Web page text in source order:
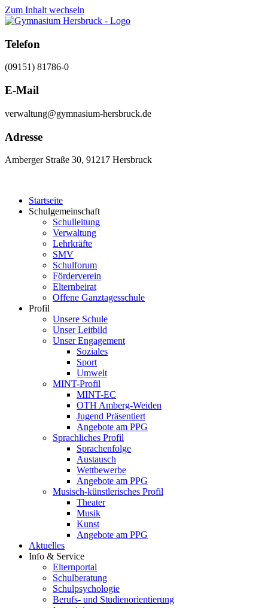
Zum Inhalt wechseln
Telefon
(09151) 81786-0
E-Mail
verwaltung@gymnasium-hersbruck.de
Adresse
Amberger Straße 30, 91217 Hersbruck
Startseite
Schulgemeinschaft
Schulleitung
Verwaltung
Lehrkräfte
SMV
Schulforum
Förderverein
Elternbeirat
Offene Ganztagesschule
Profil
Unsere Schule
Unser Leitbild
Unser Engagement
Soziales
Sport
Umwelt
MINT-Profil
MINT-EC
OTH Amberg-Weiden
Jugend Präsentiert
Angebote am PPG
Sprachliches Profil
Sprachenfolge
Austausch
Wettbewerbe
Angebote am PPG
Musisch-künstlerisches Profil
Theater
Musik
Kunst
Angebote am PPG
Aktuelles
Info & Service
Elternportal
Schulberatung
Schulpsychologie
Berufs- und Studienorientierung